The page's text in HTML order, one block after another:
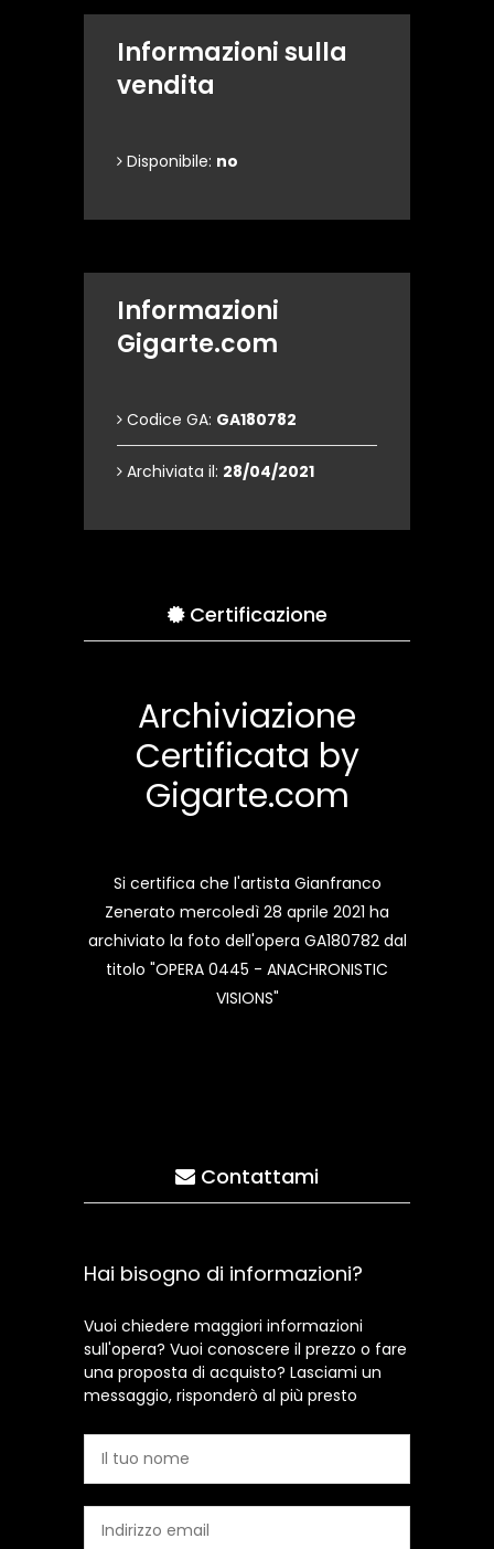
Informazioni sulla
vendita
Disponibile: no
Informazioni
Gigarte.com
Codice GA: GA180782
Archiviata il: 28/04/2021
Certificazione
Archiviazione
Certificata by
Gigarte.com
Si certifica che l'artista Gianfranco
Zenerato mercoledì 28 aprile 2021 ha
archiviato la foto dell'opera GA180782 dal
titolo "OPERA 0445 - ANACHRONISTIC
VISIONS"
Contattami
Hai bisogno di informazioni?
Vuoi chiedere maggiori informazioni
sull'opera? Vuoi conoscere il prezzo o fare
una proposta di acquisto? Lasciami un
messaggio, risponderò al più presto